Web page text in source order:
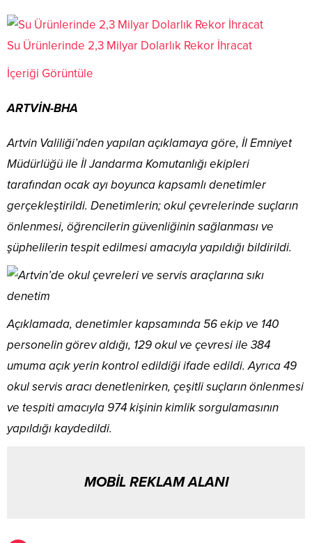
Su Ürünlerinde 2,3 Milyar Dolarlık Rekor İhracat
İçeriği Görüntüle
ARTVİN-BHA
Artvin Valiliği’nden yapılan açıklamaya göre, İl Emniyet
Müdürlüğü ile İl Jandarma Komutanlığı ekipleri
tarafından ocak ayı boyunca kapsamlı denetimler
gerçekleştirildi. Denetimlerin; okul çevrelerinde suçların
önlenmesi, öğrencilerin güvenliğinin sağlanması ve
şüphelilerin tespit edilmesi amacıyla yapıldığı bildirildi.
Açıklamada, denetimler kapsamında 56 ekip ve 140
personelin görev aldığı, 129 okul ve çevresi ile 384
umuma açık yerin kontrol edildiği ifade edildi. Ayrıca 49
okul servis aracı denetlenirken, çeşitli suçların önlenmesi
ve tespiti amacıyla 974 kişinin kimlik sorgulamasının
yapıldığı kaydedildi.
MOBİL REKLAM ALANI